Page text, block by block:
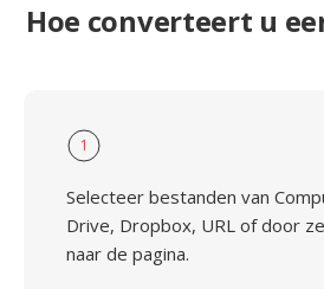
Hoe converteert u
1
Selecteer bestanden van
Drive, Dropbox, URL of door
naar de pagina.